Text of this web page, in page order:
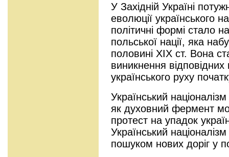
У Західній Україні
еволюції українського
політичні формі стало
польської нації, яка
половині XIX ст. Вона
виникнення відповідних
українського руху
Український
як духовний фермент
протест на упадок
Український
пошуком нових доріг у